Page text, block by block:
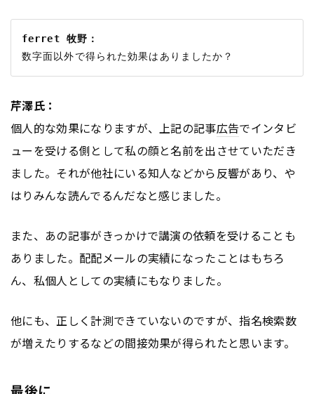
ferret 牧野：
芹澤氏：
個人的な効果になりますが、上記の記事広告でインタビ
ューを受ける側として私の顔と名前を出させていただき
ました。それが他社にいる知人などから反響があり、や
はりみんな読んでるんだなと感じました。
また、あの記事がきっかけで講演の依頼を受けることも
ありました。配配メールの実績になったことはもちろ
ん、私個人としての実績にもなりました。
他にも、正しく計測できていないのですが、指名検索数
が増えたりするなどの間接効果が得られたと思います。